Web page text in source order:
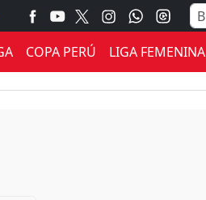
COPA PERÚ LIGA FEMENINA